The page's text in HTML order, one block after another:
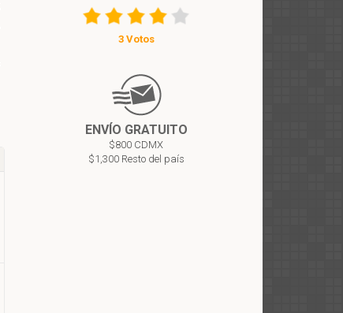
3 Votos
ENVÍO GRATUITO
$800 CDMX
$1,300 Resto del país